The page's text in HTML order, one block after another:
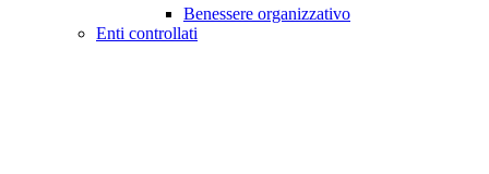
Benessere organizzativo
Enti controllati